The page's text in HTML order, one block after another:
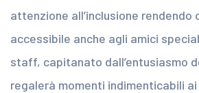
attenzione all’inclusione
accessibile anche agli amici
staff, capitanato dall’entusiasmo
regalerà momenti indimenticabili